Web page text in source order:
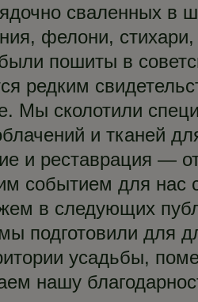
сваленных в
фелони,
пошиты в
редким
Мы сколотили
и тканей
и реставрация —
событием для нас
в следующих
подготовили для
усадьбы,
нашу